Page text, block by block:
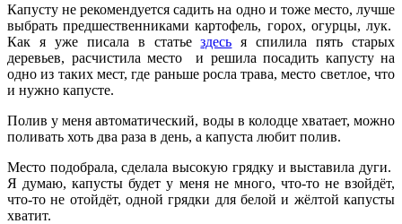
Капусту не рекомендуется садить на одно и тоже место, лучше
выбрать предшественниками картофель, горох, огурцы, лук.
Как я уже писала в статьездесь я спилила пять старых
деревьев, расчистила место и решила посадить капусту на
одно из таких мест, где раньше росла трава, место светлое, что
и нужно капусте.
Полив у меня автоматический, воды в колодце хватает, можно
поливать хоть два раза в день, а капуста любит полив.
Место подобрала, сделала высокую грядку и выставила дуги.
Я думаю, капусты будет у меня не много, что-то не взойдёт,
что-то не отойдёт, одной грядки для белой и жёлтой капусты
хватит.